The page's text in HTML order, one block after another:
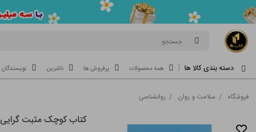
جستجو
دسته بندی کالا ها همه محصولات پرفروش ها ناشرین نویسندگان
فروشگاه / سلامت و روان / روانشناسی
کتاب کوچک مثبت گرایی